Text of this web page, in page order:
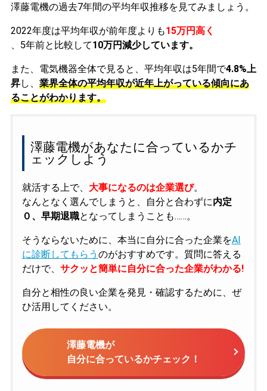
澤藤電機の過去7年間の平均年収推移を見てみましょう。
2022年度は平均年収が前年度よりも15万円高く
、5年前と比較して10万円減少しています。
また、電気機器全体で見ると、平均年収は5年間で4.8%上
昇し、 業界全体の平均年収が近年上がっている傾向にあ
ることがわかります。
澤藤電機があなたに合っているかチ
ェックしよう
就活する上で、 大事になるのは企業選び。
なんとなく選んでしまうと、自分と合わずに内定
０、早期退職となってしまうことも……。
そうならないために、本当に自分に合った企業をAI
に診断してもらう のがおすすめです。質問に答える
だけで、 サクッと簡単に自分に合った企業がわかる!
自分と相性の良い企業を発見・確認するために、ぜ
ひ活用してください。
澤藤電機が
自分に合っているかチェック！